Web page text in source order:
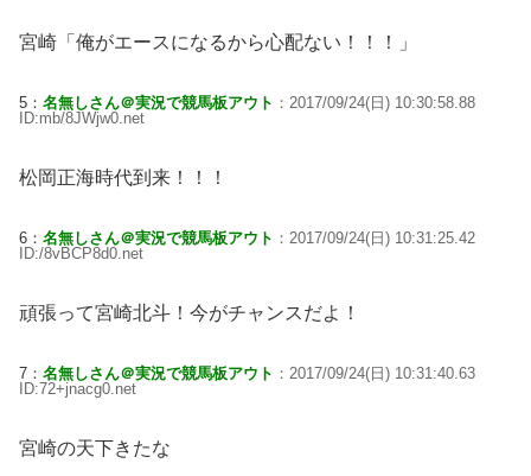
宮崎「俺がエースになるから心配ない！！！」
5： 名無しさん＠実況で競馬板アウト ：2017/09/24(日) 10:30:58.88
ID:mb/8JWjw0.net
松岡正海時代到来！！！
6： 名無しさん＠実況で競馬板アウト ：2017/09/24(日) 10:31:25.42
ID:/8vBCP8d0.net
頑張って宮崎北斗！今がチャンスだよ！
7： 名無しさん＠実況で競馬板アウト ：2017/09/24(日) 10:31:40.63
ID:72+jnacg0.net
宮崎の天下きたな